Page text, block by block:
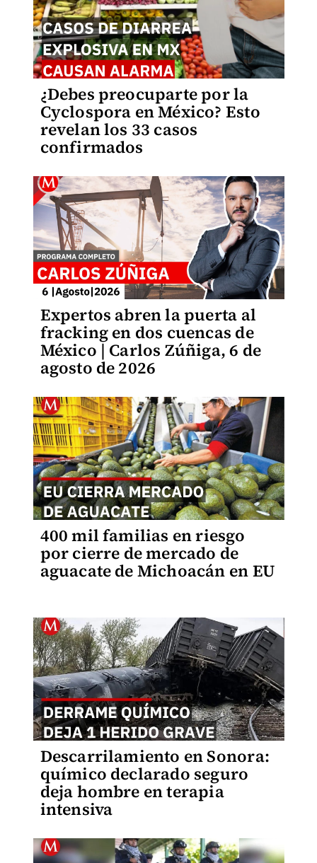
¿Debes preocuparte por la
Cyclospora en México? Esto
revelan los 33 casos
confirmados
Expertos abren la puerta al
fracking en dos cuencas de
México | Carlos Zúñiga, 6 de
agosto de 2026
400 mil familias en riesgo
por cierre de mercado de
aguacate de Michoacán en EU
Descarrilamiento en Sonora:
químico declarado seguro
deja hombre en terapia
intensiva